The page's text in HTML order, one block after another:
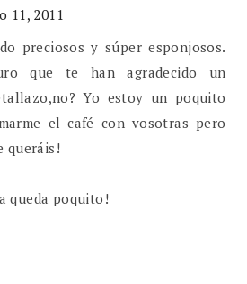
11, 2011
preciosos y súper esponjosos.
que te han agradecido un
Yo estoy un poquito
el café con vosotras pero
queráis!
queda poquito!